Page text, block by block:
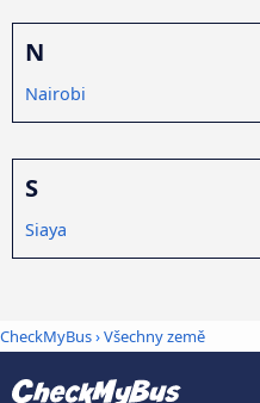
N
Nairobi
S
Siaya
CheckMyBus›Všechny země